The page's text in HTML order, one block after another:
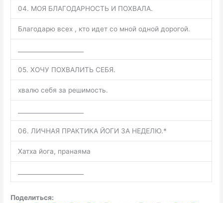
04. МОЯ БЛАГОДАРНОСТЬ И ПОХВАЛА.
Благодарю всех , кто идет со мной одной дорогой.
05. ХОЧУ ПОХВАЛИТЬ СЕБЯ.
хвалю себя за решимость.
06. ЛИЧНАЯ ПРАКТИКА ЙОГИ ЗА НЕДЕЛЮ.*
Хатха йога, пранаяма
Поделиться: